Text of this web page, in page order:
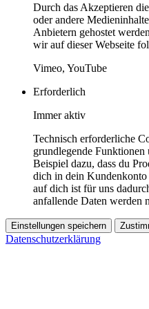
Durch das Akzeptieren
oder andere
Anbietern gehostet
wir auf dieser Webseite
Vimeo, YouTube
Erforderlich
Immer aktiv
Technisch erforderliche
grundlegende Funktionen
Beispiel dazu, dass du
dich in dein
auf dich ist für uns
anfallende Daten werden
Einstellungen speichern
Datenschutzerklärung